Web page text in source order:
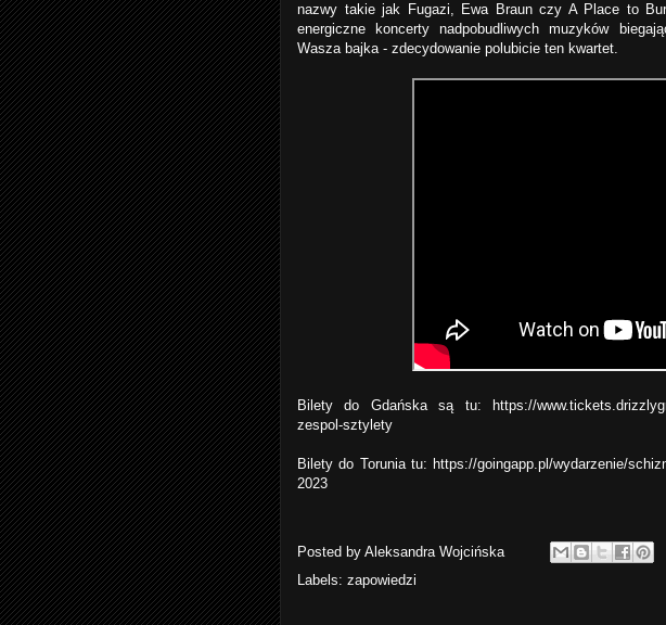
nazwy takie jak Fugazi, Ewa Braun czy A Place to
energiczne koncerty nadpobudliwych muzyków
Wasza bajka - zdecydowanie polubicie ten kwartet.
Bilety do Gdańska są tu:
https://
zespol-sztylety
Bilety do Torunia tu: https://goingapp.pl/wydarzenie/
2023
Posted by Aleksandra Wojcińska
Labels: zapowiedzi